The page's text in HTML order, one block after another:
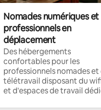
Nomades numériques et
professionnels en
déplacement
Des hébergements
confortables pour les
professionnels nomades et
télétravail disposant du
et d'espaces de travail